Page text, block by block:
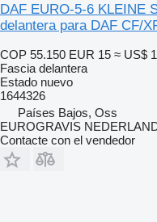
DAF EURO-5-6 KLEINE
delantera para DAF CF/
COP 55.150 EUR 15 ≈ US$
Fascia delantera
Estado nuevo
1644326
Países Bajos, Oss
EUROGRAVIS
Contacte con el vendedor